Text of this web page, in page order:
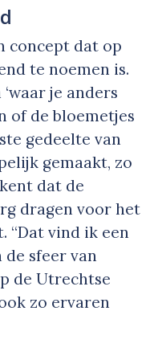
concept dat op
te noemen is.
je anders
of de bloemetjes
gedeelte van
gemaakt, zo
dat de
dragen voor het
“Dat vind ik een
sfeer van
de Utrechtse
zo ervaren